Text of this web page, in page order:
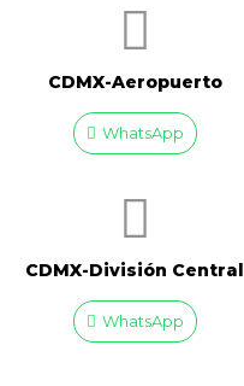
CDMX-Aeropuerto​
WhatsApp
CDMX-División Central
WhatsApp